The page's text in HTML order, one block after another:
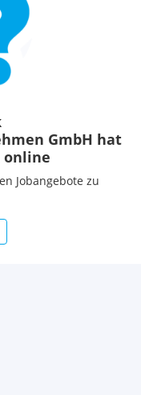
GmbH hat
online
Jobangebote zu